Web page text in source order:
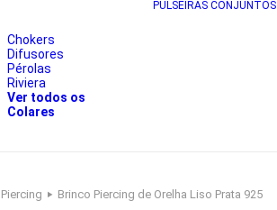
Chokers
Difusores
Pérolas
Riviera
Ver todos os
Colares
PULSEIRAS CONJUNTOS
Piercing Brinco Piercing de Orelha Liso Prata 925